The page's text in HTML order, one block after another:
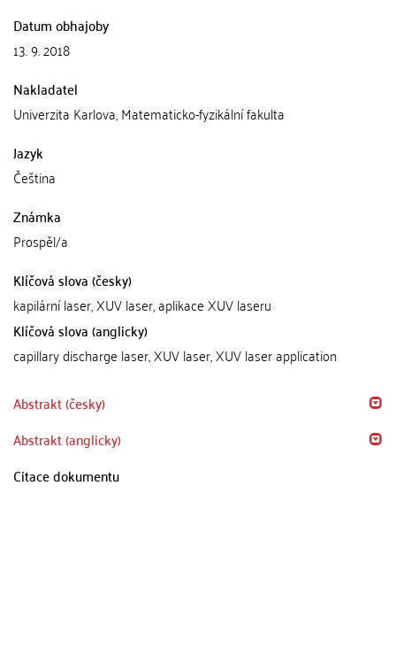
Datum obhajoby
13. 9. 2018
Nakladatel
Univerzita Karlova, Matematicko-fyzikální fakulta
Jazyk
Čeština
Známka
Prospěl/a
Klíčová slova (česky)
kapilární laser, XUV laser, aplikace XUV laseru
Klíčová slova (anglicky)
capillary discharge laser, XUV laser, XUV laser application
Abstrakt (česky)
Abstrakt (anglicky)
Citace dokumentu